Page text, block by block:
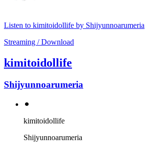
Listen to kimitoidollife by Shijyunnoarumeria
Streaming / Download
kimitoidollife
Shijyunnoarumeria
⚫︎
kimitoidollife
Shijyunnoarumeria